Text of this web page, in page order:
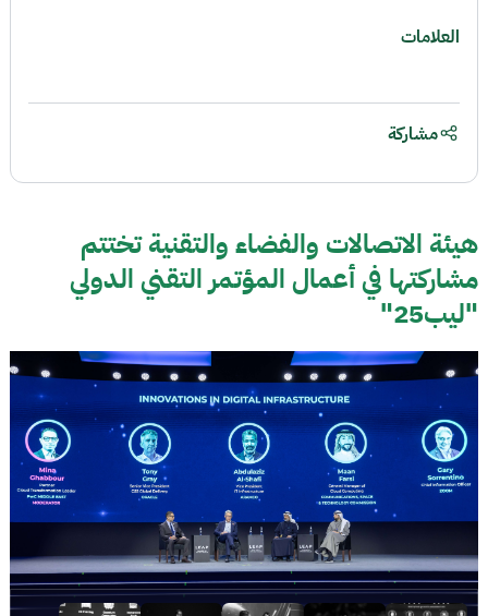
هيئة الاتصالات والفضاء والتقنية تختتم
مشاركتها في أعمال المؤتمر التقني الدولي
"ليب25"
العلامات
مشاركة